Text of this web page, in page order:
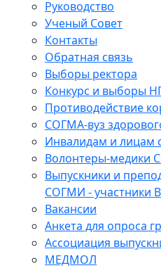
Руководство
Ученый Совет
Контакты
Обратная связь
Выборы ректора
Конкурс и выборы
Противодействие
СОГМА-вуз
Инвалидам и лицам
Волонтеры-медики
Выпускники и
СОГМИ - участники
Вакансии
Анкета для опроса
Ассоциация
МЕДМОЛ